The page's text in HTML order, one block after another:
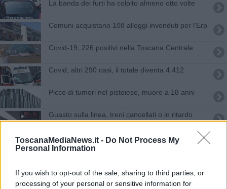
ToscanaMediaNews.it - Do Not Process My
Personal Information
If you wish to opt-out of the sale, sharing to third parties, or
processing of your personal or sensitive information for
La banda dei furti ha colpito almeno otto volte
Comuni acquistano 108 alloggi invenduti per l'Erp
Covid-19, 226 positivi nella Toscana Centrale
Covid, altri 290 casi, il totale diventa 4.412
Picco di tumori nel pistoiese, muore a 18 anni
Guasto sulla linea, treni cancellati o in ritardo
Muore nell'auto finita fuori strada
Ballottaggi, a Lucca apparentamento a destra